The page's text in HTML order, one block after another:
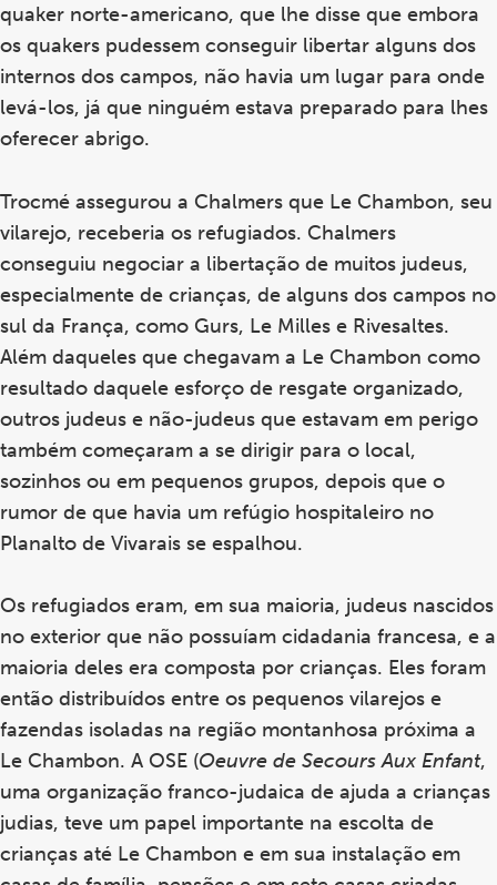
quaker norte-americano, que lhe disse que embora
os quakers pudessem conseguir libertar alguns dos
internos dos campos, não havia um lugar para onde
levá-los, já que ninguém estava preparado para lhes
oferecer abrigo.
Trocmé assegurou a Chalmers que Le Chambon, seu
vilarejo, receberia os refugiados. Chalmers
conseguiu negociar a libertação de muitos judeus,
especialmente de crianças, de alguns dos campos no
sul da França, como Gurs, Le Milles e Rivesaltes.
Além daqueles que chegavam a Le Chambon como
resultado daquele esforço de resgate organizado,
outros judeus e não-judeus que estavam em perigo
também começaram a se dirigir para o local,
sozinhos ou em pequenos grupos, depois que o
rumor de que havia um refúgio hospitaleiro no
Planalto de Vivarais se espalhou.
Os refugiados eram, em sua maioria, judeus nascidos
no exterior que não possuíam cidadania francesa, e a
maioria deles era composta por crianças. Eles foram
então distribuídos entre os pequenos vilarejos e
fazendas isoladas na região montanhosa próxima a
Le Chambon. A OSE (Oeuvre de Secours Aux Enfant,
uma organização franco-judaica de ajuda a crianças
judias, teve um papel importante na escolta de
crianças até Le Chambon e em sua instalação em